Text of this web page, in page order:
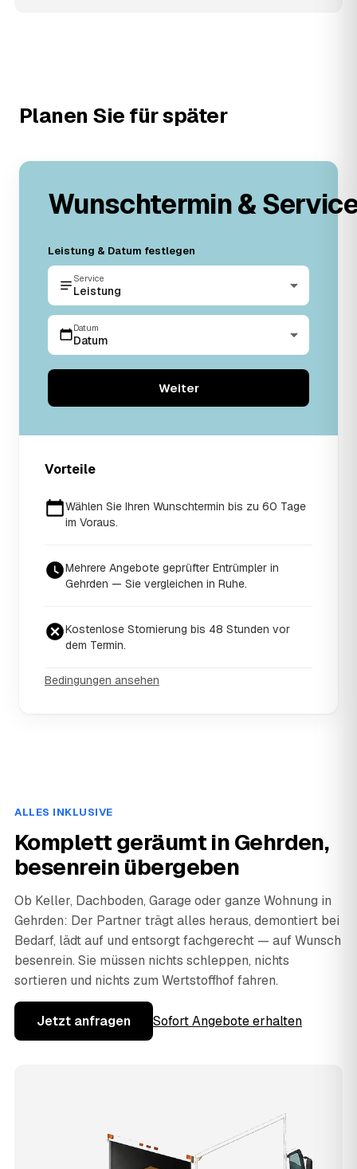
Planen Sie für später
Wunschtermin &
Leistung & Datum festlegen
Service
Leistung
Datum
Datum
Weiter
Vorteile
Wählen Sie Ihren Wunschtermin bis zu 60 Tage
im Voraus.
Mehrere Angebote geprüfter Entrümpler in
Gehrden — Sie vergleichen in Ruhe.
Kostenlose Stornierung bis 48 Stunden vor
dem Termin.
Bedingungen ansehen
ALLES INKLUSIVE
Komplett geräumt in Gehrden,
besenrein übergeben
Ob Keller, Dachboden, Garage oder ganze Wohnung in
Gehrden: Der Partner trägt alles heraus, demontiert bei
Bedarf, lädt auf und entsorgt fachgerecht — auf Wunsch
besenrein. Sie müssen nichts schleppen, nichts
sortieren und nichts zum Wertstoffhof fahren.
Jetzt anfragen Sofort Angebote erhalten